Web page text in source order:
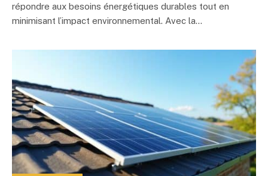
répondre aux besoins énergétiques durables tout en
minimisant l’impact environnemental. Avec la…